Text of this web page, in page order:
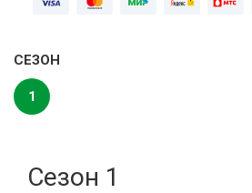
СЕЗОН
1
Сезон 1